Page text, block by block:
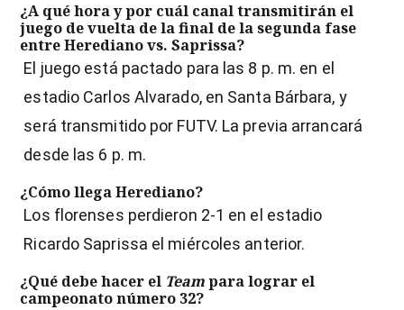
¿A qué hora y por cuál canal transmitirán el
juego de vuelta de la final de la segunda fase
entre Herediano vs. Saprissa?
El juego está pactado para las 8 p. m. en el
estadio Carlos Alvarado, en Santa Bárbara, y
será transmitido por FUTV. La previa arrancará
desde las 6 p. m.
¿Cómo llega Herediano?
Los florenses perdieron 2-1 en el estadio
Ricardo Saprissa el miércoles anterior.
¿Qué debe hacer el Teampara lograr el
campeonato número 32?